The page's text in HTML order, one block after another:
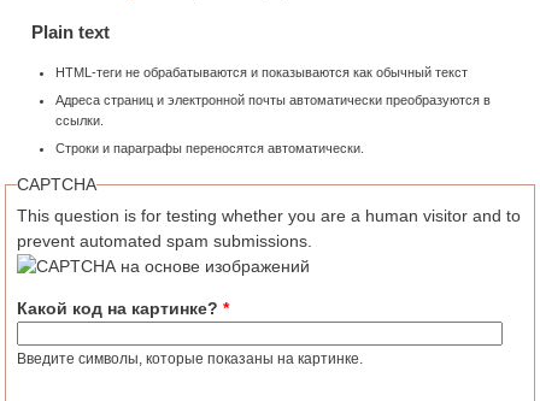
Plain text
HTML-теги не обрабатываются и показываются как обычный текст
Адреса страниц и электронной почты автоматически преобразуются в
ссылки.
Строки и параграфы переносятся автоматически.
CAPTCHA
This question is for testing whether you are a human visitor and to
prevent automated spam submissions.
Какой код на картинке? *
Введите символы, которые показаны на картинке.